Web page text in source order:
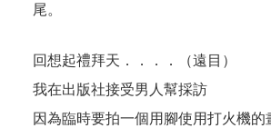
尾。
回想起禮拜天．．．．（遠目）
我在出版社接受男人幫採訪
因為臨時要拍一個用腳使用打火機的